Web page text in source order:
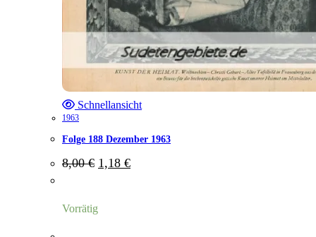
Schnellansicht
1963
Folge 188 Dezember 1963
8,00€ Ursprünglicher
Preis
1,18 €Aktueller
Preis
Vorrätig